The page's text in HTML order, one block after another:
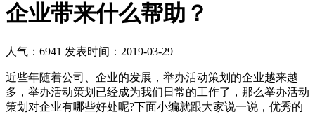
企业带来什么帮助？
人气：6941 发表时间：2019-03-29
近些年随着公司、企业的发展，举办活动策划的企业越来越
多，举办活动策划已经成为我们日常的工作了，那么举办活动
策划对企业有哪些好处呢?下面小编就跟大家说一说，优秀的